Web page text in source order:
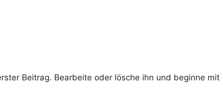
Beitrag. Bearbeite oder lösche ihn und beginne mit